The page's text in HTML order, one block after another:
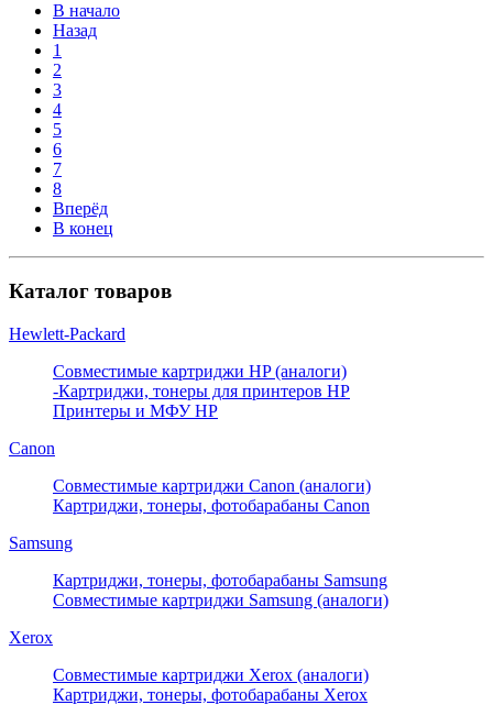
В начало
Назад
1
2
3
4
5
6
7
8
Вперёд
В конец
Каталог товаров
Hewlett-Packard
Совместимые картриджи HP (аналоги)
-Картриджи, тонеры для принтеров HP
Принтеры и МФУ HP
Canon
Совместимые картриджи Canon (аналоги)
Картриджи, тонеры, фотобарабаны Canon
Samsung
Картриджи, тонеры, фотобарабаны Samsung
Совместимые картриджи Samsung (аналоги)
Xerox
Совместимые картриджи Xerox (аналоги)
Картриджи, тонеры, фотобарабаны Xerox